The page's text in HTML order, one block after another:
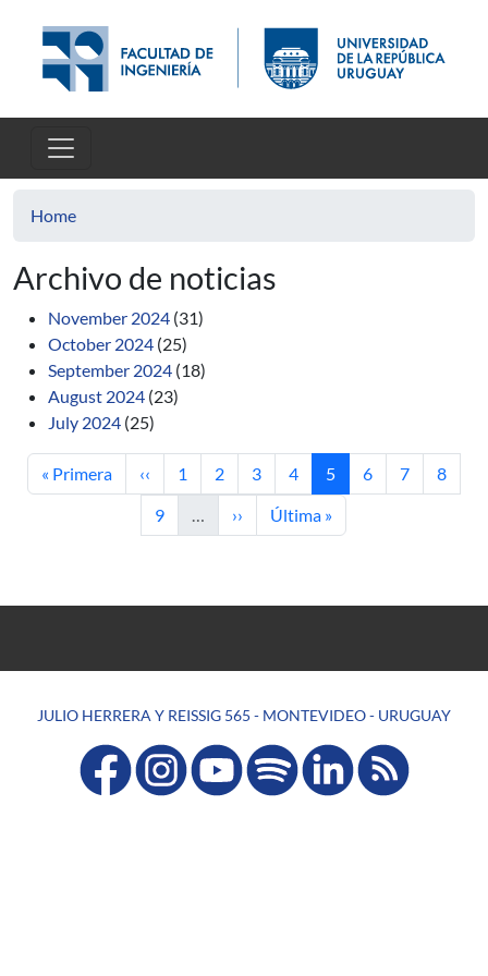
Home
Archivo de noticias
November 2024 (31)
October 2024 (25)
September 2024 (18)
August 2024 (23)
July 2024 (25)
First page
« Primera Previous page
‹‹ Page
1 Page
2 Page
3 Page
4 Current page
5 Page
6 Page
7 Page
8
Page
9 … Next page
›› Last page
Última »
JULIO HERRERA Y REISSIG 565 - MONTEVIDEO - URUGUAY